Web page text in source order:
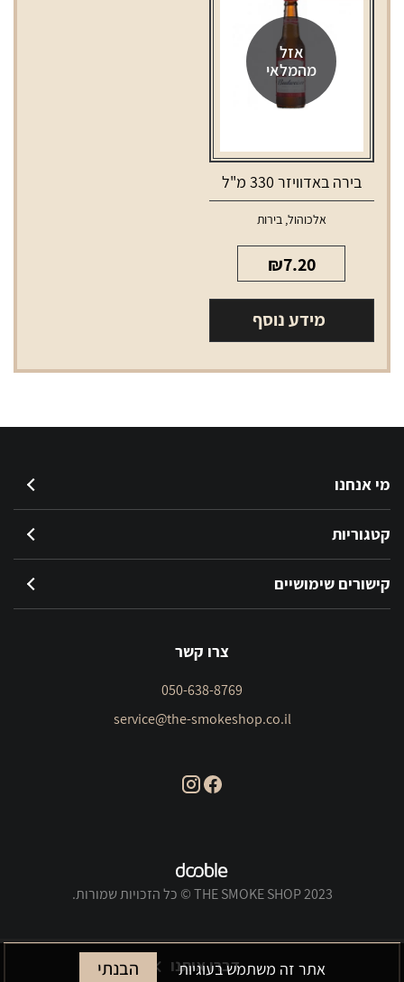
דברו איתנו
אזל
מהמלאי
בירה באדוויזר 330 מ"ל
אלכוהול,בירות
₪7.20
מידע נוסף
מי אנחנו
קטגוריות
קישורים שימושיים
צרו קשר
050-638-8769
service@the-smokeshop.co.il
THE SMOKE SHOP 2023 © כל הזכויות שמורות.
אתר זה משתמש בעוגיות הבנתי